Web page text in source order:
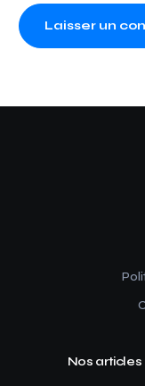
Nos articles